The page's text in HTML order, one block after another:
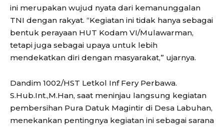
ini merupakan wujud nyata dari kemanunggalan
TNI dengan rakyat. “Kegiatan ini tidak hanya sebagai
bentuk perayaan HUT Kodam VI/Mulawarman,
tetapi juga sebagai upaya untuk lebih
mendekatkan diri dengan masyarakat,” ujarnya.
Dandim 1002/HST Letkol Inf Fery Perbawa.
S.Hub.Int.,M.Han, saat meninjau langsung kegiatan
pembersihan Pura Datuk Magintir di Desa Labuhan,
menekankan pentingnya kegiatan ini sebagai sarana